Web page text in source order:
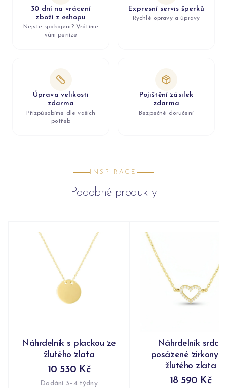
30 dní na vrácení
zboží z eshopu
Nejste spokojeni? Vrátíme
vám peníze
Expresní servis šperků
Rychlé opravy a úpravy
Úprava velikosti
zdarma
Přizpůsobíme dle vašich
potřeb
Pojištění zásilek
zdarma
Bezpečné doručení
INSPIRACE
Podobné produkty
Náhrdelník s plackou ze
žlutého zlata
10 530 Kč
Dodání 3–4 týdny
Náhrdelník srdce
posázené zirkony
žlutého zlata
18 590 Kč